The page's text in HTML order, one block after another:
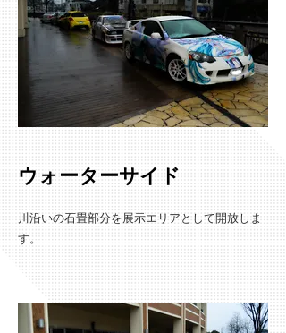
ウォーターサイド
川沿いの石畳部分を展示エリアとして開放しま
す。